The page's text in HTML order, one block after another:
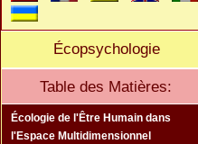
Écopsychologie
Table des Matières:
Écologie de l'Être Humain dans
l'Espace Multidimensionnel